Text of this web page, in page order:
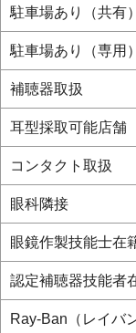
駐車場あり（共有）
駐車場あり（専用）
補聴器取扱
耳型採取可能店舗
コンタクト取扱
眼科隣接
眼鏡作製技能士在
認定補聴器技能者
Ray-Ban（レイバ